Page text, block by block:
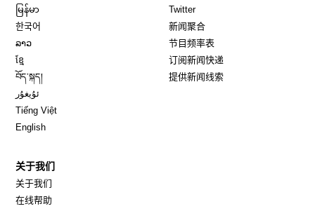
မြန်မာ
한국어
ລາວ
ខ្មែ
བོད་སྐད།
ئۇيغۇر
Tiếng Việt
English
TwitterOpens in new window
新闻聚合
节目频率表
订阅新闻快递
提供新闻线索
关于我们
关于我们
在线帮助